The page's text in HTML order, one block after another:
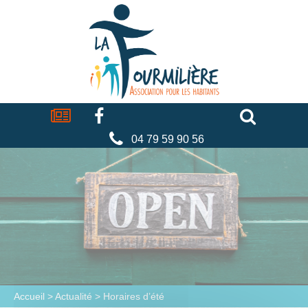
La
fourmilière
Actualités Facebook
04 79 59 90 56
Accueil >Actualité > Horaires d’été
Cookies management panel